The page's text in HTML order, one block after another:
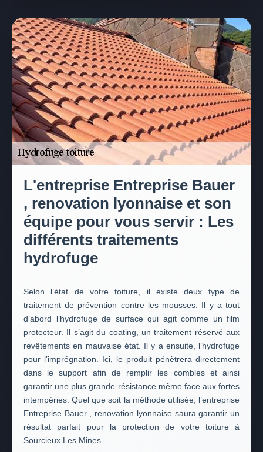
L'entreprise Entreprise Bauer
, renovation lyonnaise et son
équipe pour vous servir : Les
différents traitements
hydrofuge
Selon l’état de votre toiture, il existe deux type de
traitement de prévention contre les mousses. Il y a tout
d’abord l’hydrofuge de surface qui agit comme un film
protecteur. Il s’agit du coating, un traitement réservé aux
revêtements en mauvaise état. Il y a ensuite, l’hydrofuge
pour l’imprégnation. Ici, le produit pénètrera directement
dans le support afin de remplir les combles et ainsi
garantir une plus grande résistance même face aux fortes
intempéries. Quel que soit la méthode utilisée, l’entreprise
Entreprise Bauer , renovation lyonnaise saura garantir un
résultat parfait pour la protection de votre toiture à
Sourcieux Les Mines.